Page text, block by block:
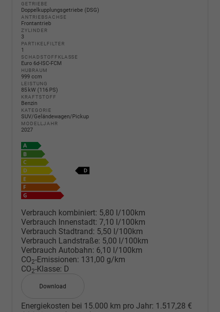
GETRIEBE
Doppelkupplungsgetriebe (DSG)
ANTRIEBSACHSE
Frontantrieb
ZYLINDER
3
PARTIKELFILTER
1
SCHADSTOFFKLASSE
Euro 6d-ISC-FCM
HUBRAUM
999 ccm
LEISTUNG
85 kW (116 PS)
KRAFTSTOFF
Benzin
KATEGORIE
SUV/Geländewagen/Pickup
MODELLJAHR
2027
Verbrauch kombiniert: 5,80 l/100km
Verbrauch Innenstadt: 7,10 l/100km
Verbrauch Stadtrand: 5,50 l/100km
Verbrauch Landstraße: 5,00 l/100km
Verbrauch Autobahn: 6,10 l/100km
CO2-Emissionen: 131,00 g/km
CO2-Klasse: D
Download
Energiekosten bei 15.000 km pro Jahr: 1.517,28 €